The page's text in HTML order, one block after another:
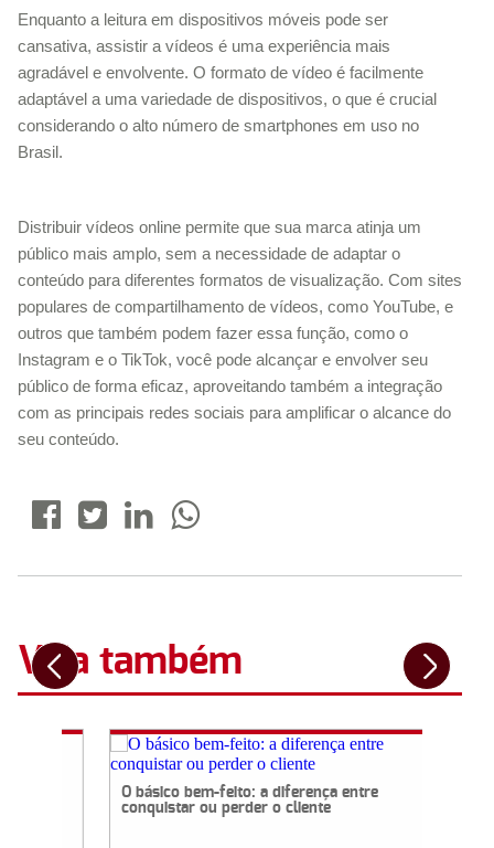
Enquanto a leitura em dispositivos móveis pode ser
cansativa, assistir a vídeos é uma experiência mais
agradável e envolvente. O formato de vídeo é facilmente
adaptável a uma variedade de dispositivos, o que é crucial
considerando o alto número de smartphones em uso no
Brasil.
Distribuir vídeos online permite que sua marca atinja um
público mais amplo, sem a necessidade de adaptar o
conteúdo para diferentes formatos de visualização. Com sites
populares de compartilhamento de vídeos, como YouTube, e
outros que também podem fazer essa função, como o
Instagram e o TikTok, você pode alcançar e envolver seu
público de forma eficaz, aproveitando também a integração
com as principais redes sociais para amplificar o alcance do
seu conteúdo.
Veja também
UGC e qual é sua importância para as
O básico bem-